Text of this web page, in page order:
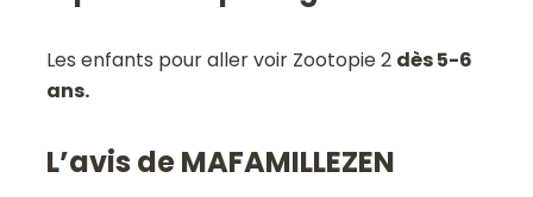
Les enfants pour aller voir Zootopie 2 dès 5-6
ans.
L’avis de MAFAMILLEZEN